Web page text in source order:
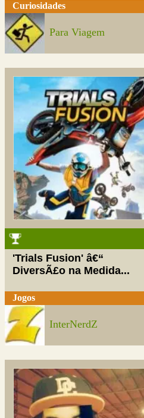
Curiosidades
Para Viagem
'Trials Fusion' â€“
DiversÃ£o na Medida...
Jogos
InterNerdZ